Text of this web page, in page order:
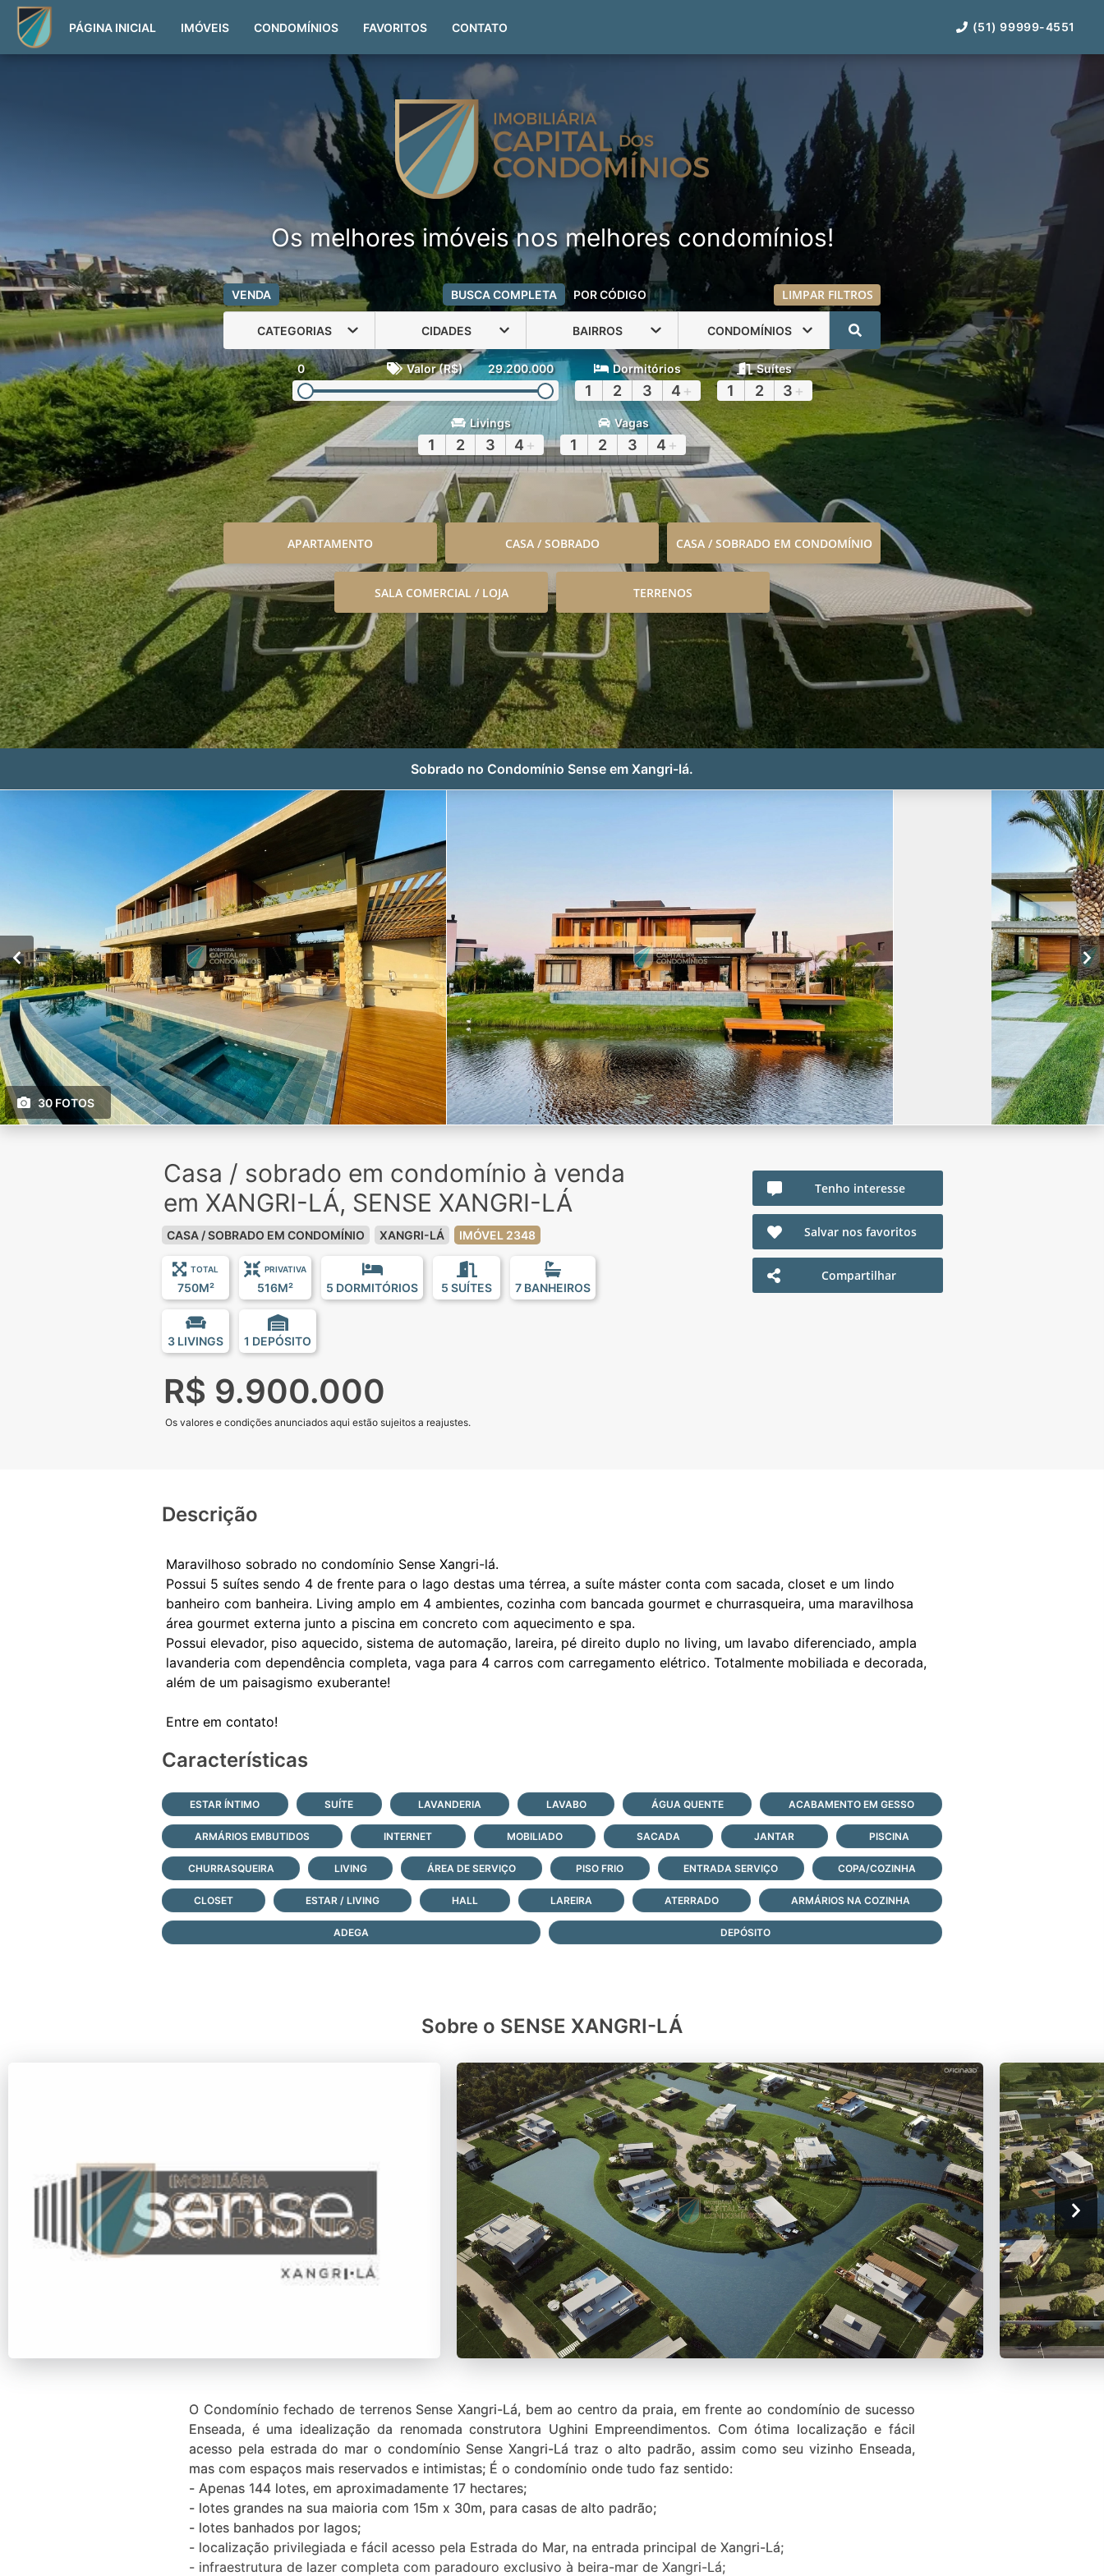
PÁGINA INICIAL IMÓVEIS CONDOMÍNIOS FAVORITOS CONTATO (51) 99999-4551
Os melhores imóveis nos melhores condomínios!
VENDA BUSCA COMPLETA POR CÓDIGO LIMPAR FILTROS
CATEGORIAS CIDADES BAIRROS CONDOMÍNIOS
0 Valor (R$) 29.200.000 Dormitórios
1 2 3 4 +
Suítes
1 2 3 +
Livings
1 2 3 4 +
Vagas
1 2 3 4 +
APARTAMENTO CASA / SOBRADO CASA / SOBRADO EM CONDOMÍNIO
SALA COMERCIAL / LOJA TERRENOS
Sobrado no Condomínio Sense em Xangri-lá.
30 FOTOS
Casa / sobrado em condomínio à venda
em XANGRI-LÁ, SENSE XANGRI-LÁ
CASA / SOBRADO EM CONDOMÍNIO XANGRI-LÁ IMÓVEL 2348
TOTAL
750M²
PRIVATIVA
516M² 5 DORMITÓRIOS 5 SUÍTES 7 BANHEIROS
3 LIVINGS 1 DEPÓSITO
R$ 9.900.000
Os valores e condições anunciados aqui estão sujeitos a reajustes.
Tenho interesse
Salvar nos favoritos
Compartilhar
Descrição
Maravilhoso sobrado no condomínio Sense Xangri-lá.
Possui 5 suítes sendo 4 de frente para o lago destas uma térrea, a suíte máster conta com sacada, closet e um lindo
banheiro com banheira. Living amplo em 4 ambientes, cozinha com bancada gourmet e churrasqueira, uma maravilhosa
área gourmet externa junto a piscina em concreto com aquecimento e spa.
Possui elevador, piso aquecido, sistema de automação, lareira, pé direito duplo no living, um lavabo diferenciado, ampla
lavanderia com dependência completa, vaga para 4 carros com carregamento elétrico. Totalmente mobiliada e decorada,
além de um paisagismo exuberante!
Características
ESTAR ÍNTIMO SUÍTE LAVANDERIA LAVABO ÁGUA QUENTE ACABAMENTO EM GESSO
ARMÁRIOS EMBUTIDOS INTERNET MOBILIADO SACADA JANTAR PISCINA
CHURRASQUEIRA LIVING ÁREA DE SERVIÇO PISO FRIO ENTRADA SERVIÇO COPA/COZINHA
CLOSET ESTAR / LIVING HALL LAREIRA ATERRADO ARMÁRIOS NA COZINHA
ADEGA DEPÓSITO
Sobre o SENSE XANGRI-LÁ
O Condomínio fechado de terrenos Sense Xangri-Lá, bem ao centro da praia, em frente ao condomínio de sucesso
Enseada, é uma idealização da renomada construtora Ughini Empreendimentos. Com ótima localização e fácil
acesso pela estrada do mar o condomínio Sense Xangri-Lá traz o alto padrão, assim como seu vizinho Enseada,
mas com espaços mais reservados e intimistas; É o condomínio onde tudo faz sentido:
- Apenas 144 lotes, em aproximadamente 17 hectares;
- lotes grandes na sua maioria com 15m x 30m, para casas de alto padrão;
- lotes banhados por lagos;
- localização privilegiada e fácil acesso pela Estrada do Mar, na entrada principal de Xangri-Lá;
- infraestrutura de lazer completa com paradouro exclusivo à beira-mar de Xangri-Lá;